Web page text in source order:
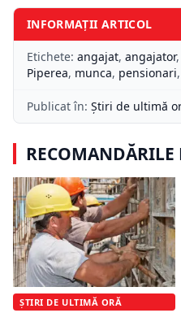
INFORMAȚII ARTICOL
Etichete: angajat, angajator,
Piperea, munca, pensionari,
Publicat în: Știri de ultimă
RECOMANDĂRILE
ȘTIRI DE ULTIMĂ ORĂ